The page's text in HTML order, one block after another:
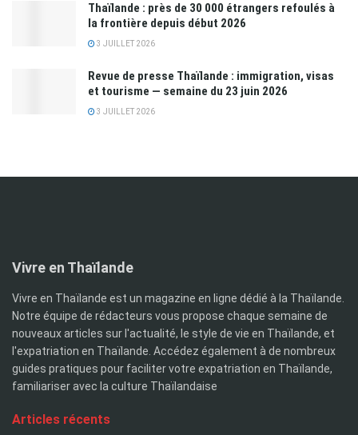
Thaïlande : près de 30 000 étrangers refoulés à
la frontière depuis début 2026
3 JUILLET 2026
Revue de presse Thaïlande : immigration, visas
et tourisme — semaine du 23 juin 2026
3 JUILLET 2026
Vivre en Thaïlande
Vivre en Thaïlande est un magazine en ligne dédié à la Thaïlande.
Notre équipe de rédacteurs vous propose chaque semaine de
nouveaux articles sur l'actualité, le style de vie en Thaïlande, et
l'expatriation en Thaïlande. Accédez également à de nombreux
guides pratiques pour faciliter votre expatriation en Thaïlande,
familiariser avec la culture Thaïlandaise
Articles récents